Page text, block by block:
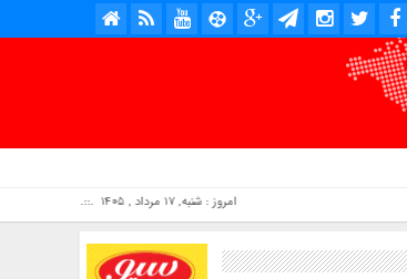
امروز : شنبه, ۱۷ مرداد , ۱۴۰۵ .::. برابر با : Saturday, 8 August , 2026 .::. اخبار منتشر شده : 2 خبر